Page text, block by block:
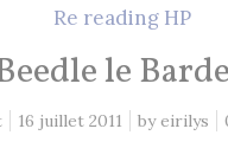
Re reading HP
le
16 juillet 2011 byeirilys